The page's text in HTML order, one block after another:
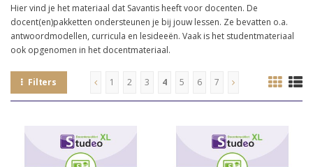
Hier vind je het materiaal dat Savantis heeft voor docenten. De
docent(en)pakketten ondersteunen je bij jouw lessen. Ze bevatten o.a.
antwoordmodellen, curricula en lesideeën. Vaak is het studentmateriaal
ook opgenomen in het docentmateriaal.
Filters 1 2 3 4 5 6 7